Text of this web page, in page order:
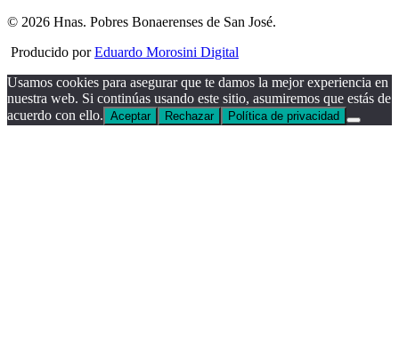
© 2026 Hnas. Pobres Bonaerenses de San José.
Producido porEduardo Morosini Digital
Usamos cookies para asegurar que te damos la mejor experiencia en
nuestra web. Si continúas usando este sitio, asumiremos que estás de
acuerdo con ello. Aceptar Rechazar Política de privacidad